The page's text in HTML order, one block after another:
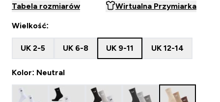
Tabela rozmiarów Wirtualna Przymiarka
Wielkość:
UK 2-5 UK 6-8 UK 9-11 UK 12-14
Kolor: Neutral